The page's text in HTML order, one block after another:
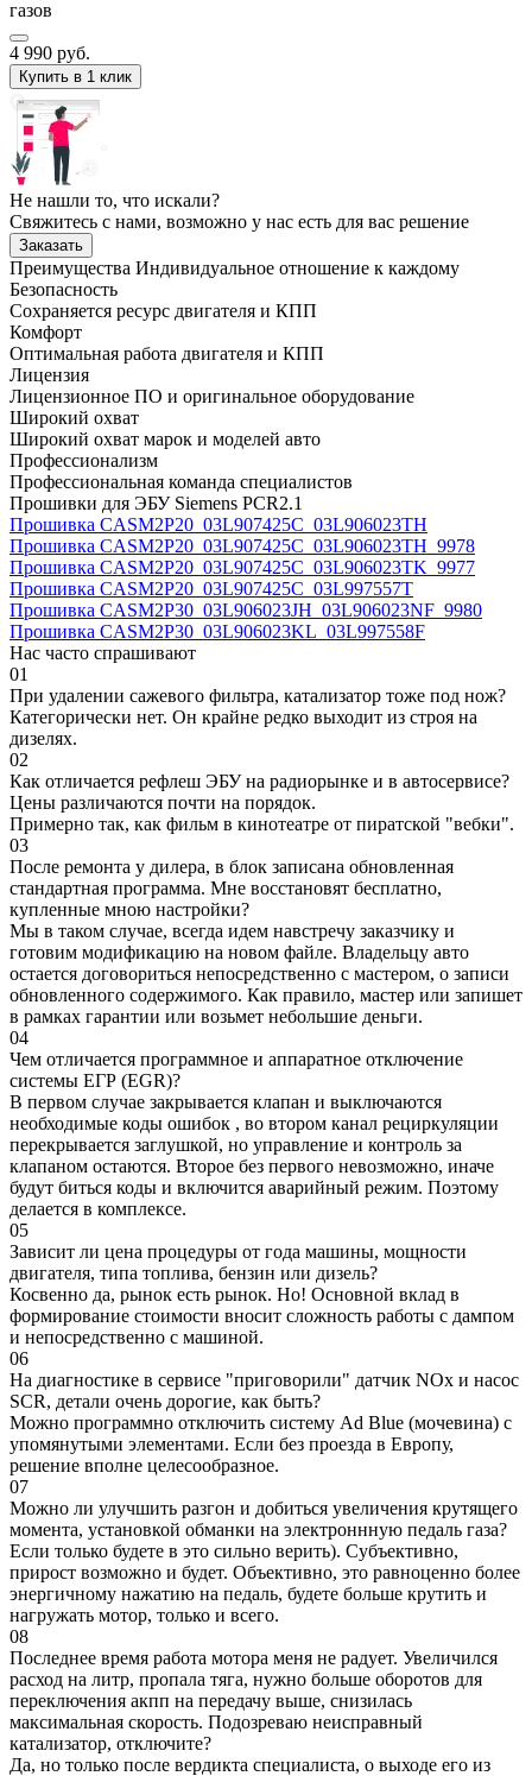
газов
4 990 руб.
Купить в 1 клик
Не нашли то, что искали?
Свяжитесь с нами, возможно у нас есть для вас решение
Заказать
Преимущества Индивидуальное отношение к каждому
Безопасность
Сохраняется ресурс двигателя и КПП
Комфорт
Оптимальная работа двигателя и КПП
Лицензия
Лицензионное ПО и оригинальное оборудование
Широкий охват
Широкий охват марок и моделей авто
Профессионализм
Профессиональная команда специалистов
Прошивки для ЭБУ Siemens PCR2.1
Прошивка CASM2P20_03L907425C_03L906023TH
Прошивка CASM2P20_03L907425C_03L906023TH_9978
Прошивка CASM2P20_03L907425C_03L906023TK_9977
Прошивка CASM2P20_03L907425C_03L997557T
Прошивка CASM2P30_03L906023JH_03L906023NF_9980
Прошивка CASM2P30_03L906023KL_03L997558F
Нас часто спрашивают
01
При удалении сажевого фильтра, катализатор тоже под нож?
Категорически нет. Он крайне редко выходит из строя на
дизелях.
02
Как отличается рефлеш ЭБУ на радиорынке и в автосервисе?
Цены различаются почти на порядок.
Примерно так, как фильм в кинотеатре от пиратской "вебки".
03
После ремонта у дилера, в блок записана обновленная
стандартная программа. Мне восстановят бесплатно,
купленные мною настройки?
Мы в таком случае, всегда идем навстречу заказчику и
готовим модификацию на новом файле. Владельцу авто
остается договориться непосредственно с мастером, о записи
обновленного содержимого. Как правило, мастер или запишет
в рамках гарантии или возьмет небольшие деньги.
04
Чем отличается программное и аппаратное отключение
системы ЕГР (EGR)?
В первом случае закрывается клапан и выключаются
необходимые коды ошибок , во втором канал рециркуляции
перекрывается заглушкой, но управление и контроль за
клапаном остаются. Второе без первого невозможно, иначе
будут биться коды и включится аварийный режим. Поэтому
делается в комплексе.
05
Зависит ли цена процедуры от года машины, мощности
двигателя, типа топлива, бензин или дизель?
Косвенно да, рынок есть рынок. Но! Основной вклад в
формирование стоимости вносит сложность работы с дампом
и непосредственно с машиной.
06
На диагностике в сервисе "приговорили" датчик NOx и насос
SCR, детали очень дорогие, как быть?
Можно программно отключить систему Ad Blue (мочевина) с
упомянутыми элементами. Если без проезда в Европу,
решение вполне целесообразное.
07
Можно ли улучшить разгон и добиться увеличения крутящего
момента, установкой обманки на электроннную педаль газа?
Если только будете в это сильно верить). Субъективно,
прирост возможно и будет. Объективно, это равноценно более
энергичному нажатию на педаль, будете больше крутить и
нагружать мотор, только и всего.
08
Последнее время работа мотора меня не радует. Увеличился
расход на литр, пропала тяга, нужно больше оборотов для
переключения акпп на передачу выше, снизилась
максимальная скорость. Подозреваю неисправный
катализатор, отключите?
Да, но только после вердикта специалиста, о выходе его из